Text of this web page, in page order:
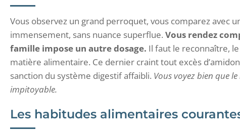
Vous observez un grand perroquet, vous comparez avec
immensement, sans nuance superflue. Vous rendez
famille impose un autre dosage. Il faut le reconnaître,
matière alimentaire. Ce dernier craint tout excès
sanction du système digestif affaibli. Vous voyez bien que
impitoyable.
Les habitudes alimentaires